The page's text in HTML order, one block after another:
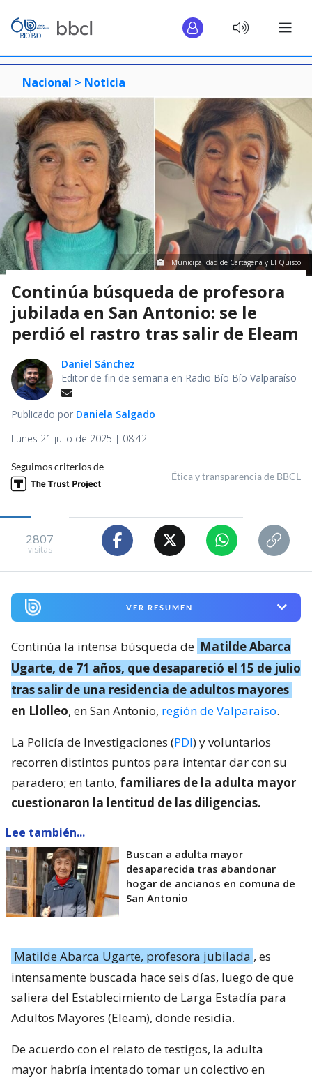
Nacional > Noticia
Municipalidad de Cartagena y El Quisco
Continúa búsqueda de profesora
jubilada en San Antonio: se le
perdió el rastro tras salir de Eleam
Daniel Sánchez
Editor de fin de semana en Radio Bío Bío Valparaíso
Publicado por Daniela Salgado
Lunes 21 julio de 2025 | 08:42
Seguimos criterios de
Ética y transparencia de BBCL
2807
visitas
VER RESUMEN
Continúa la intensa búsqueda de Matilde Abarca
Ugarte, de 71 años, que desapareció el 15 de julio
tras salir de una residencia de adultos mayores
en Llolleo, en San Antonio, región de Valparaíso.
La Policía de Investigaciones (PDI) y voluntarios
recorren distintos puntos para intentar dar con su
paradero; en tanto, familiares de la adulta mayor
cuestionaron la lentitud de las diligencias.
Lee también...
Buscan a adulta mayor
desaparecida tras abandonar
hogar de ancianos en comuna de
San Antonio
Matilde Abarca Ugarte, profesora jubilada , es
intensamente buscada hace seis días, luego de que
saliera del Establecimiento de Larga Estadía para
Adultos Mayores (Eleam), donde residía.
De acuerdo con el relato de testigos, la adulta
mayor habría intentado tomar un colectivo en